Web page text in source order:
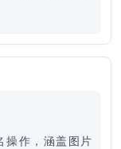
操作，涵盖图片